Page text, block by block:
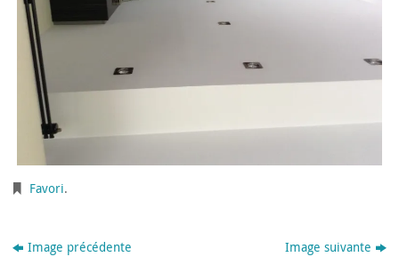
Favori.
Image précédente Image suivante